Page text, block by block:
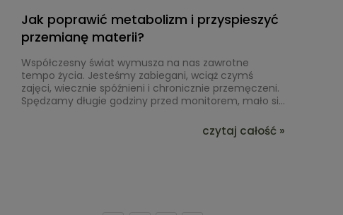
Jak poprawić metabolizm i przyspieszyć
przemianę materii?
Współczesny świat wymusza na nas zawrotne
tempo życia. Jesteśmy zabiegani, wciąż czymś
zajęci, wiecznie spóźnieni i chronicznie przemęczeni.
Spędzamy długie godziny przed monitorem, mało się
akurat pod ręką. Gdy zauważamy pierwsze
niechciane kilogramy, zadajemy sobie pytanie, co z
czytaj całość »